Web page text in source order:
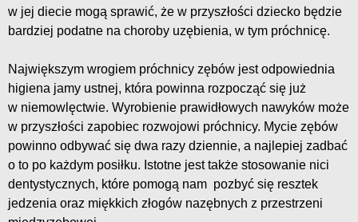
w jej diecie mogą sprawić, że w przyszłości dziecko będzie
bardziej podatne na choroby uzębienia, w tym próchnicę.
Największym wrogiem próchnicy zębów jest odpowiednia
higiena jamy ustnej, która powinna rozpocząć się już
w niemowlęctwie. Wyrobienie prawidłowych nawyków może
w przyszłości zapobiec rozwojowi próchnicy. Mycie zębów
powinno odbywać się dwa razy dziennie, a najlepiej zadbać
o to po każdym posiłku. Istotne jest także stosowanie nici
dentystycznych, które pomogą nam pozbyć się resztek
jedzenia oraz miękkich złogów nazębnych z przestrzeni